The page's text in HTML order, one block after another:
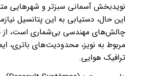
نویدبخش آسمانی سبزتر و شهرهایی
این حال، دستیابی به این پتانسیل
چالش‌های مهندسی بی‌شماری است، از
مربوط به نویز، محدودیت‌های باتری،
ترافیک هوایی.